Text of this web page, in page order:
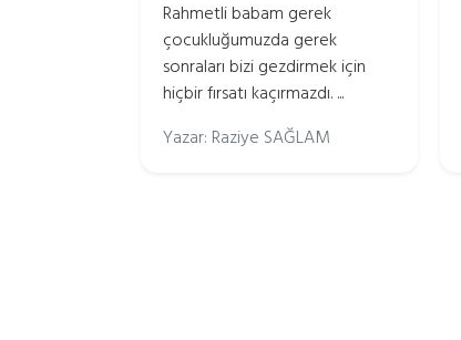
Rahmetli babam gerek
çocukluğumuzda gerek
sonraları bizi gezdirmek için
hiçbir fırsatı kaçırmazdı. ...
Yazar: Raziye SAĞLAM